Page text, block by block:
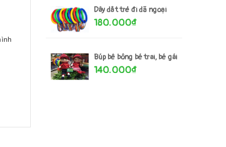
Dây dắt trẻ đi dã ngoại
180.000₫
Búp bê bông bé trai, bé gái
140.000₫